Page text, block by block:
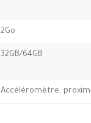
2Go
32GB/64GB
Accéléromètre,